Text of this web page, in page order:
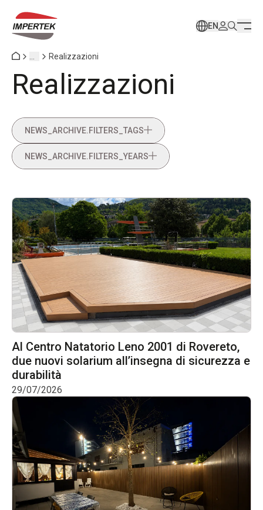
EN
Realizzazioni
Realizzazioni
NEWS_ARCHIVE.FILTERS_TAGS
NEWS_ARCHIVE.FILTERS_YEARS
Al Centro Natatorio Leno 2001 di Rovereto,
due nuovi solarium all’insegna di sicurezza e
durabilità
29/07/2026